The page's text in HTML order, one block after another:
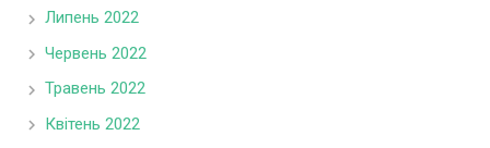
Липень 2022
Червень 2022
Травень 2022
Квітень 2022